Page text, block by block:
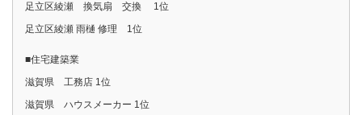
足立区綾瀬 換気扇 交換 1位
足立区綾瀬 雨樋 修理 1位
■住宅建築業
滋賀県 工務店 1位
滋賀県 ハウスメーカー 1位